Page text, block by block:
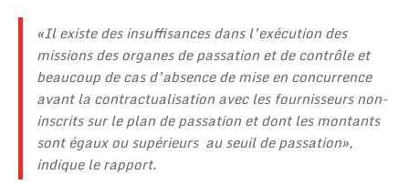
«Il existe des insuffisances dans l’exécution des
missions des organes de passation et de contrôle et
beaucoup de cas d’absence de mise en concurrence
avant la contractualisation avec les fournisseurs non-
inscrits sur le plan de passation et dont les montants
sont égaux ou supérieurs au seuil de passation»,
indique le rapport.